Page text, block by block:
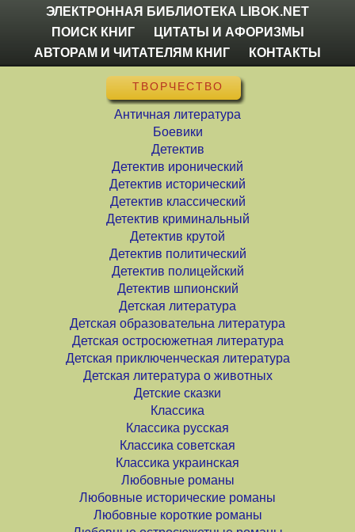
ЭЛЕКТРОННАЯ БИБЛИОТЕКА LIBOK.NET
ПОИСК КНИГ
ЦИТАТЫ И АФОРИЗМЫ
АВТОРАМ И ЧИТАТЕЛЯМ КНИГ
КОНТАКТЫ
ТВОРЧЕСТВО
Античная литература
Боевики
Детектив
Детектив иронический
Детектив исторический
Детектив классический
Детектив криминальный
Детектив крутой
Детектив политический
Детектив полицейский
Детектив шпионский
Детская литература
Детская образовательна литература
Детская остросюжетная литература
Детская приключенческая литература
Детская литература о животных
Детские сказки
Классика
Классика русская
Классика советская
Классика украинская
Любовные романы
Любовные исторические романы
Любовные короткие романы